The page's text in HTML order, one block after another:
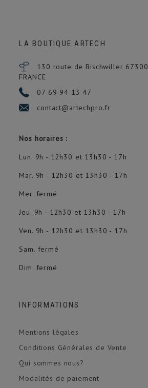
LA BOUTIQUE ARTECH
130 route de Bischwiller 67300
FRANCE
07 69 94 13 47
contact@artechpro.fr
Nos horaires :
Lun. 9h - 12h30 et 13h30 - 17h
Mar. 9h - 12h30 et 13h30 - 17h
Mer. fermé
Jeu. 9h - 12h30 et 13h30 - 17h
Ven. 9h - 12h30 et 13h30 - 17h
Sam. fermé
Dim. fermé
INFORMATIONS
Mentions légales
Conditions Générales de Vente
Qui sommes nous?
Modalités de paiement